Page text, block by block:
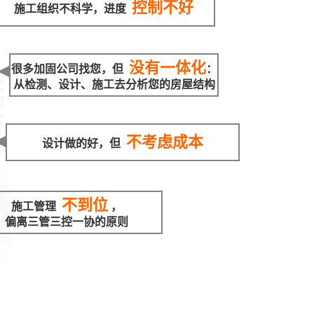
施工组织不科学，进度 控制不好
很多加固公司找您，但 没有一体化：
从检测、设计、施工去分析您的房屋结构
设计做的好，但 不考虑成本
施工管理 不到位 ，
偏离三管三控一协的原则